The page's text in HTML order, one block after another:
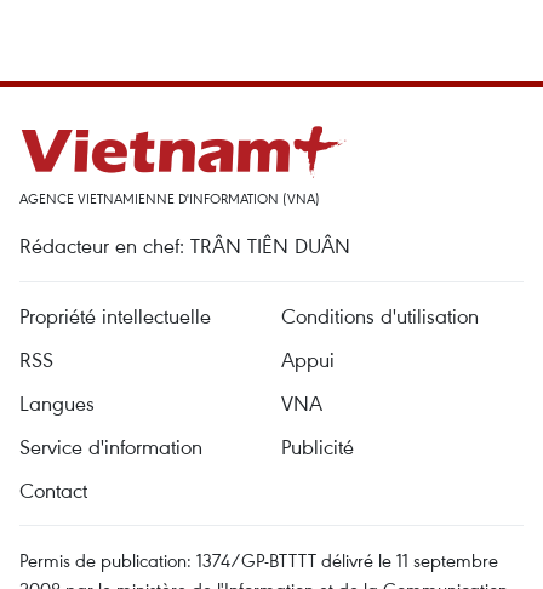
AGENCE VIETNAMIENNE D'INFORMATION (VNA)
Rédacteur en chef: TRÂN TIÊN DUÂN
Propriété intellectuelle
Conditions d'utilisation
RSS
Appui
Langues
VNA
Service d'information
Publicité
Contact
Permis de publication: 1374/GP-BTTTT délivré le 11 septembre